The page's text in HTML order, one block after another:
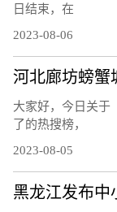
日结束，在
2023-08-06
河北廊坊螃蟹
大家好，今日关于
了的热搜榜，
2023-08-05
黑龙江发布中